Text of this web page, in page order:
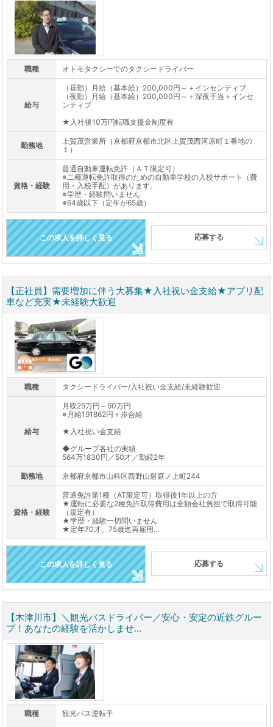
職種 オトモタクシーでのタクシードライバー
給与
（昼勤）月給（基本給）200,000円～＋インセンティブ
（夜勤）月給（基本給）200,000円～＋深夜手当＋インセ
ンティブ
★入社後10万円転職支援金制度有
勤務地
上賀茂営業所（京都府京都市北区上賀茂西河原町１番地の
１）
資格・経験
普通自動車運転免許（ＡＴ限定可）
※二種運転免許取得のための自動車学校の入校サポート（費
用・入校手配）があります。
※学歴・経験問いません
※64歳以下（定年が65歳）
この求人を詳しく見る 応募する
【正社員】需要増加に伴う大募集★入社祝い金支給★アプリ配
車など充実★未経験大歓迎
職種 タクシードライバー/入社祝い金支給/未経験歓迎
給与
月収25万円～50万円
※月給191862円＋歩合給
★入社祝い金支給
◆グループ各社の実績
564万1830円／50才／勤続2年
勤務地 京都府京都市山科区西野山射庭ノ上町244
資格・経験
普通免許第1種（AT限定可）取得後1年以上の方
★運転に必要な2種免許取得費用は全額会社負担で取得可能
（規定有）
★学歴・経験一切問いません
★定年70才、75歳迄再雇用...
この求人を詳しく見る 応募する
【木津川市】＼観光バスドライバー／安心・安定の近鉄グルー
プ！あなたの経験を活かしませ...
職種 観光バス運転手